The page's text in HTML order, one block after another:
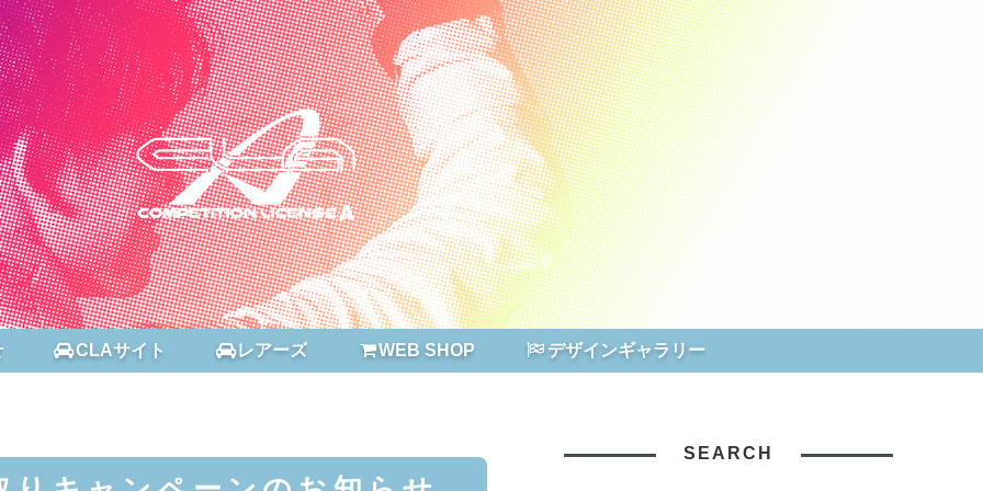
CLAサイト レアーズ WEB SHOP デザインギャラリー
SEARCH